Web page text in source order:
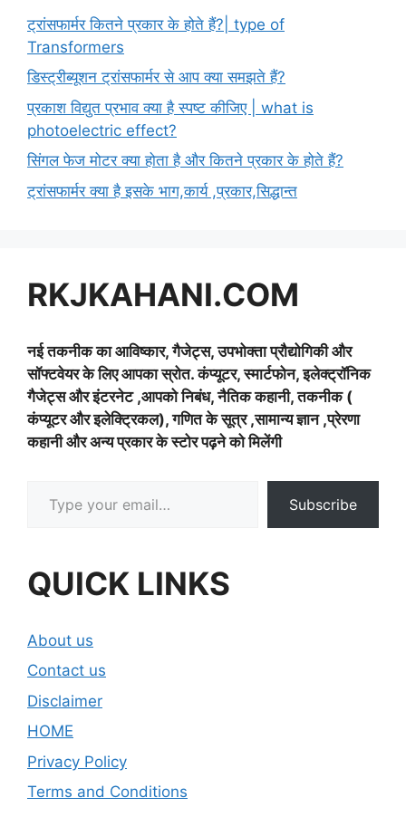
ट्रांसफार्मर कितने प्रकार के होते हैं?| type of
Transformers
डिस्ट्रीब्यूशन ट्रांसफार्मर से आप क्या समझते हैं?
प्रकाश विद्युत प्रभाव क्या है स्पष्ट कीजिए | what is
photoelectric effect?
सिंगल फेज मोटर क्या होता है और कितने प्रकार के होते हैं?
ट्रांसफार्मर क्या है इसके भाग,कार्य ,प्रकार,सिद्धान्त
RKJKAHANI.COM
नई तकनीक का आविष्कार, गैजेट्स, उपभोक्ता प्रौद्योगिकी और
सॉफ्टवेयर के लिए आपका स्रोत. कंप्यूटर, स्मार्टफोन, इलेक्ट्रॉनिक
गैजेट्स और इंटरनेट ,आपको निबंध, नैतिक कहानी, तकनीक (
कंप्यूटर और इलेक्ट्रिकल), गणित के सूत्र ,सामान्य ज्ञान ,प्रेरणा
कहानी और अन्य प्रकार के स्टोर पढ़ने को मिलेंगी
Subscribe
QUICK LINKS
About us
Contact us
Disclaimer
HOME
Privacy Policy
Terms and Conditions